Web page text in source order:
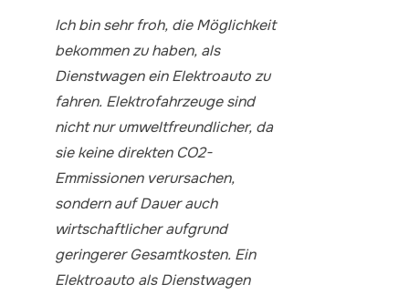
Ich bin sehr froh, die Möglichkeit
bekommen zu haben, als
Dienstwagen ein Elektroauto zu
fahren. Elektrofahrzeuge sind
nicht nur umweltfreundlicher, da
sie keine direkten CO2-
Emmissionen verursachen,
sondern auf Dauer auch
wirtschaftlicher aufgrund
geringerer Gesamtkosten. Ein
Elektroauto als Dienstwagen